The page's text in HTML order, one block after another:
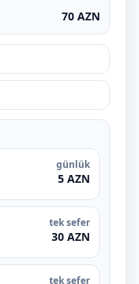
70 AZN
günlük
5 AZN
tek sefer
30 AZN
tek sefer